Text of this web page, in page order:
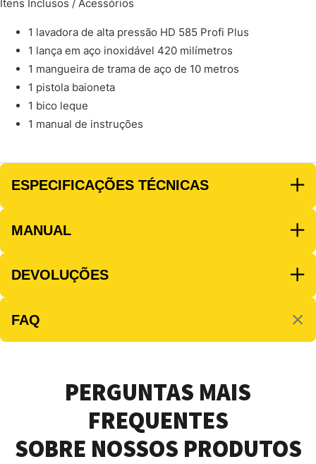
Itens Inclusos / Acessórios
1 lavadora de alta pressão HD 585 Profi Plus
1 lança em aço inoxidável 420 milímetros
1 mangueira de trama de aço de 10 metros
1 pistola baioneta
1 bico leque
1 manual de instruções
ESPECIFICAÇÕES TÉCNICAS
MANUAL
DEVOLUÇÕES
FAQ
PERGUNTAS MAIS
FREQUENTES
SOBRE NOSSOS PRODUTOS